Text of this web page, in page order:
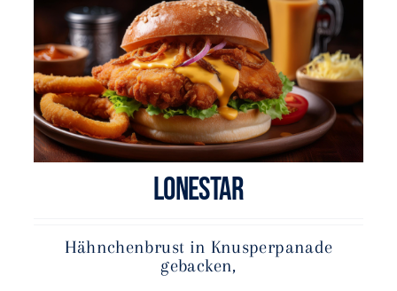
LONESTAR
Hähnchenbrust in Knusperpanade
gebacken,